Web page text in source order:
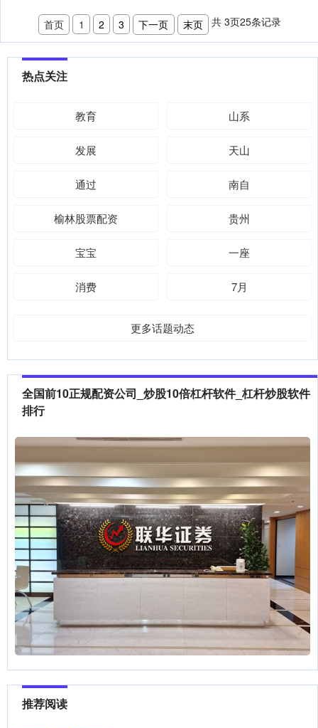
首页 1 2 3 下一页 末页 共 3页25条记录
热点关注
教育 山系
发展 天山
通过 南自
榆林股票配资 贵州
宝宝 一座
消费 7月
更多话题动态
全国前10正规配资公司_炒股10倍杠杆软件_杠杆炒股软件
排行
推荐阅读